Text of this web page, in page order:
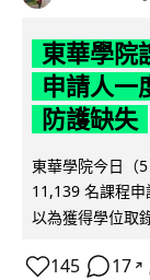
東華學院
申請人一
防護缺失
東華學院今日（
11,139 名課程
以為獲得學位取
145 17 ↗